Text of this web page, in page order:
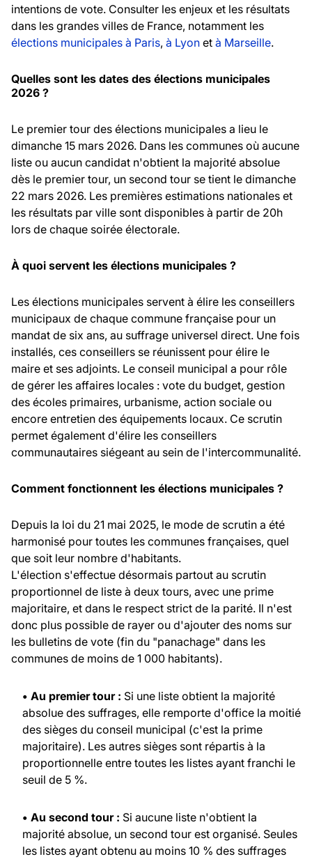
intentions de vote. Consulter les enjeux et les résultats
dans les grandes villes de France, notamment les
élections municipales à Paris, à Lyon et à Marseille.
Quelles sont les dates des élections municipales
2026 ?
Le premier tour des élections municipales a lieu le
dimanche 15 mars 2026. Dans les communes où aucune
liste ou aucun candidat n'obtient la majorité absolue
dès le premier tour, un second tour se tient le dimanche
22 mars 2026. Les premières estimations nationales et
les résultats par ville sont disponibles à partir de 20h
lors de chaque soirée électorale.
À quoi servent les élections municipales ?
Les élections municipales servent à élire les conseillers
municipaux de chaque commune française pour un
mandat de six ans, au suffrage universel direct. Une fois
installés, ces conseillers se réunissent pour élire le
maire et ses adjoints. Le conseil municipal a pour rôle
de gérer les affaires locales : vote du budget, gestion
des écoles primaires, urbanisme, action sociale ou
encore entretien des équipements locaux. Ce scrutin
permet également d'élire les conseillers
communautaires siégeant au sein de l'intercommunalité.
Comment fonctionnent les élections municipales ?
Depuis la loi du 21 mai 2025, le mode de scrutin a été
harmonisé pour toutes les communes françaises, quel
que soit leur nombre d'habitants.
L'élection s'effectue désormais partout au scrutin
proportionnel de liste à deux tours, avec une prime
majoritaire, et dans le respect strict de la parité. Il n'est
donc plus possible de rayer ou d'ajouter des noms sur
les bulletins de vote (fin du "panachage" dans les
communes de moins de 1 000 habitants).
• Au premier tour : Si une liste obtient la majorité
absolue des suffrages, elle remporte d'office la moitié
des sièges du conseil municipal (c'est la prime
majoritaire). Les autres sièges sont répartis à la
proportionnelle entre toutes les listes ayant franchi le
seuil de 5 %.
• Au second tour : Si aucune liste n'obtient la
majorité absolue, un second tour est organisé. Seules
les listes ayant obtenu au moins 10 % des suffrages